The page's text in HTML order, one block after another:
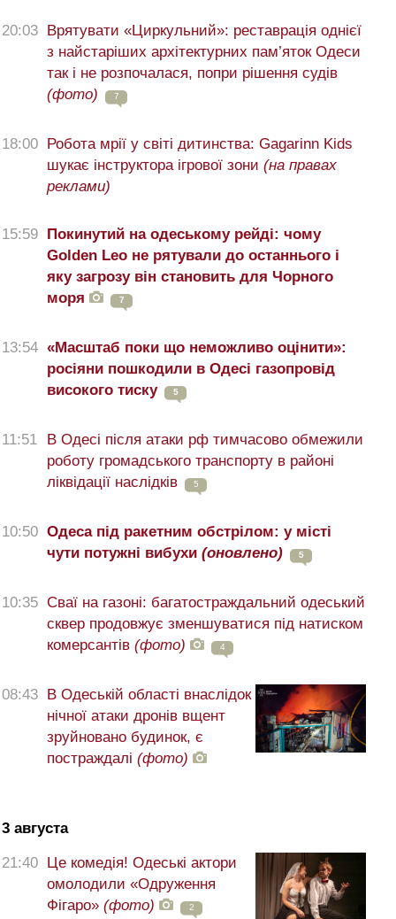
20:03 Врятувати «Циркульний»: реставрація однієї
з найстаріших архітектурних пам’яток Одеси
так і не розпочалася, попри рішення судів
(фото)
7
18:00 Робота мрії у світі дитинства: Gagarinn Kids
шукає інструктора ігрової зони (на правах
реклами)
15:59 Покинутий на одеському рейді: чому
Golden Leo не рятували до останнього і
яку загрозу він становить для Чорного
моря
7
13:54 «Масштаб поки що неможливо оцінити»:
росіяни пошкодили в Одесі газопровід
високого тиску
5
11:51
В Одесі після атаки рф тимчасово обмежили
роботу громадського транспорту в районі
ліквідації наслідків
5
10:50 Одеса під ракетним обстрілом: у місті
чути потужні вибухи (оновлено) 5
10:35 Сваї на газоні: багатостраждальний одеський
сквер продовжує зменшуватися під натиском
комерсантів (фото) 4
08:43 В Одеській області внаслідок
нічної атаки дронів вщент
зруйновано будинок, є
постраждалі (фото)
3 августа
21:40 Це комедія! Одеські актори
омолодили «Одруження
Фігаро» (фото) 2